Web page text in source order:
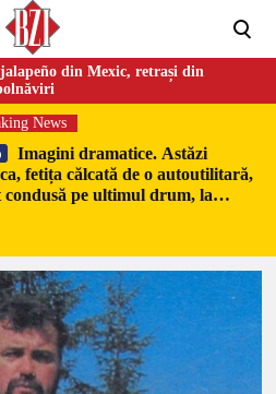
din Mexic, retrași din
News
Imagini dramatice. Astăzi
fetița călcată de o autoutilitară,
condusă pe ultimul drum, la